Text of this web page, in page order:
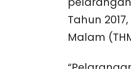
Tahun
Malam